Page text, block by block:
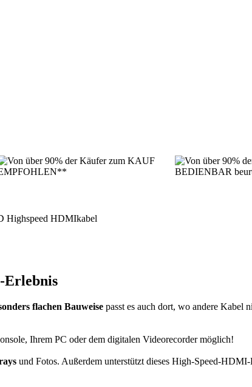
Erlebnis
flachen Bauweise passt es auch dort, wo andere Kabel
Ihrem PC oder dem digitalen Videorecorder möglich!
und Fotos. Außerdem unterstützt dieses High-Speed-